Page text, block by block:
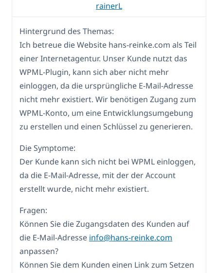
rainerL
Hintergrund des Themas:
Ich betreue die Website hans-reinke.com als Teil
einer Internetagentur. Unser Kunde nutzt das
WPML-Plugin, kann sich aber nicht mehr
einloggen, da die ursprüngliche E-Mail-Adresse
nicht mehr existiert. Wir benötigen Zugang zum
WPML-Konto, um eine Entwicklungsumgebung
zu erstellen und einen Schlüssel zu generieren.
Die Symptome:
Der Kunde kann sich nicht bei WPML einloggen,
da die E-Mail-Adresse, mit der der Account
erstellt wurde, nicht mehr existiert.
Fragen:
Können Sie die Zugangsdaten des Kunden auf
die E-Mail-Adresse info@hans-reinke.com
anpassen?
Können Sie dem Kunden einen Link zum Setzen